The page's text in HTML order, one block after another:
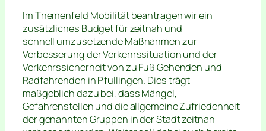
Im Themenfeld Mobilität beantragen wir ein
zusätzliches Budget für zeitnah und
schnell umzusetzende Maßnahmen zur
Verbesserung der Verkehrssituation und der
Verkehrssicherheit von zu Fuß Gehenden und
Radfahrenden in Pfullingen. Dies trägt
maßgeblich dazu bei, dass Mängel,
Gefahrenstellen und die allgemeine Zufriedenheit
der genannten Gruppen in der Stadt zeitnah